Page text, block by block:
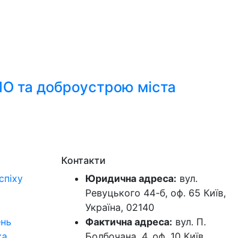
та доброустрою міста
Контакти
Юридична адреса: вул.
Ревуцького 44-б, оф. 65 Київ,
Україна, 02140
Фактична адреса: вул. П.